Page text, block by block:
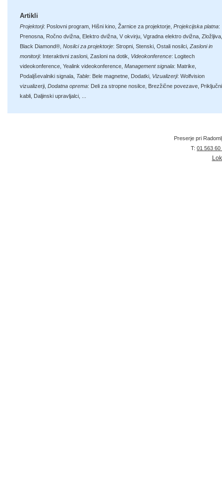
Artikli
Projektorji: Poslovni program Hišni kino Žarnice za projektorje Projekcijska platna:
Prenosna Ročno dvižna Elektro dvižna V okvirju Vgradna elektro dvižna Zložljiva
Black Diamond® Nosilci za projektorje: Stropni Stenski Ostali nosilci Zasloni in
monitorji: Interaktivni zasloni Zasloni na dotik Videokonference: Logitech
videokonference Yealink videokonference Management signala: Matrike
Podaljševalniki signala Table: Bele magnetne Dodatki Vizualizerji: Wolfvision
vizualizerji Dodatna oprema: Deli za stropne nosilce Brezžične povezave Priključni
kabli Daljinski upravljalci
Preserje pri
T: 01 563 60